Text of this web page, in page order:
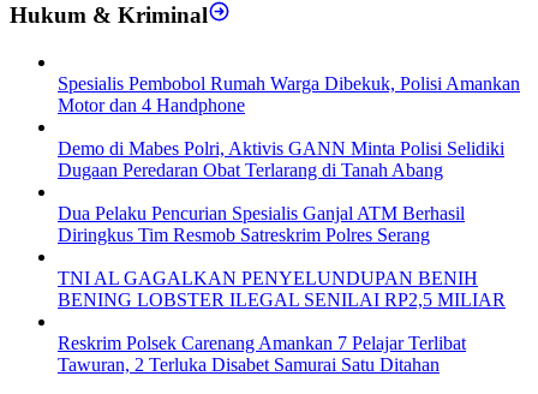
Hukum & Kriminal
Spesialis Pembobol Rumah Warga Dibekuk, Polisi Amankan
Motor dan 4 Handphone
Demo di Mabes Polri, Aktivis GANN Minta Polisi Selidiki
Dugaan Peredaran Obat Terlarang di Tanah Abang
Dua Pelaku Pencurian Spesialis Ganjal ATM Berhasil
Diringkus Tim Resmob Satreskrim Polres Serang
TNI AL GAGALKAN PENYELUNDUPAN BENIH
BENING LOBSTER ILEGAL SENILAI RP2,5 MILIAR
Reskrim Polsek Carenang Amankan 7 Pelajar Terlibat
Tawuran, 2 Terluka Disabet Samurai Satu Ditahan